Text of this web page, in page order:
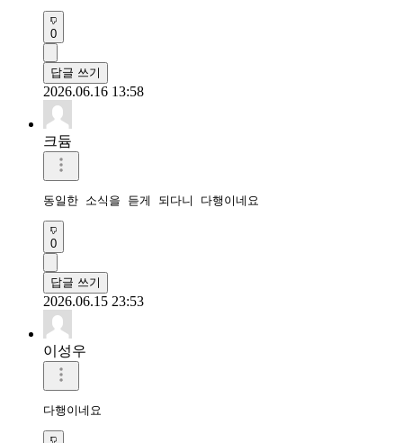
0
답글 쓰기
2026.06.16 13:58
크듐
동일한 소식을 듣게 되다니 다행이네요
0
답글 쓰기
2026.06.15 23:53
이성우
다행이네요